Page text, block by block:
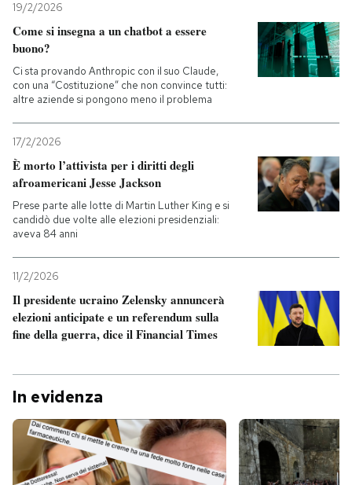
19/2/2026
Come si insegna a un chatbot a essere
buono?
Ci sta provando Anthropic con il suo Claude,
con una “Costituzione” che non convince tutti:
altre aziende si pongono meno il problema
17/2/2026
È morto l’attivista per i diritti degli
afroamericani Jesse Jackson
Prese parte alle lotte di Martin Luther King e si
candidò due volte alle elezioni presidenziali:
aveva 84 anni
11/2/2026
Il presidente ucraino Zelensky annuncerà
elezioni anticipate e un referendum sulla
fine della guerra, dice il Financial Times
In evidenza